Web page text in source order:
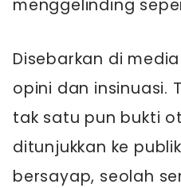
menggelinding
Disebarkan di
opini dan insinuasi.
tak satu pun bukti
ditunjukkan ke
bersayap, seolah